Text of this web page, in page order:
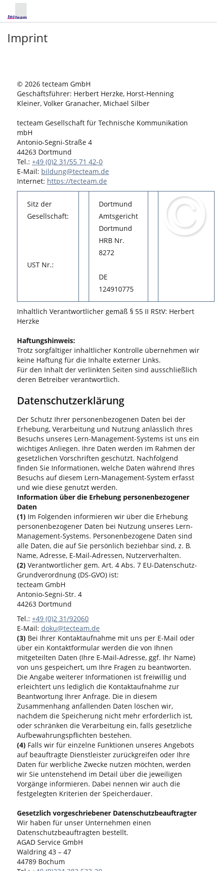
Imprint
© 2026 tecteam GmbH
Geschäftsführer: Herbert Herzke, Horst-Henning
Kleiner, Volker Granacher, Michael Silber
tecteam Gesellschaft für Technische Kommunikation
mbH
Antonio-Segni-Straße 4
44263 Dortmund
Tel.: +49 (0)2 31/55 71 42-0
E-Mail: bildung@tecteam.de
Internet: https://tecteam.de
Sitz der
Gesellschaft:
UST Nr.:
Dortmund
Amtsgericht
Dortmund
HRB Nr.
8272
DE
124910775
Inhaltlich Verantwortlicher gemäß § 55 II RStV: Herbert
Herzke
Haftungshinweis:
Trotz sorgfältiger inhaltlicher Kontrolle übernehmen wir
keine Haftung für die Inhalte externer Links.
Für den Inhalt der verlinkten Seiten sind ausschließlich
deren Betreiber verantwortlich.
Datenschutzerklärung
Der Schutz Ihrer personenbezogenen Daten bei der
Erhebung, Verarbeitung und Nutzung anlässlich Ihres
Besuchs unseres Lern-Management-Systems ist uns ein
wichtiges Anliegen. Ihre Daten werden im Rahmen der
gesetzlichen Vorschriften geschützt. Nachfolgend
finden Sie Informationen, welche Daten während Ihres
Besuchs auf diesem Lern-Management-System erfasst
und wie diese genutzt werden.
Information über die Erhebung personenbezogener
Daten
(1) Im Folgenden informieren wir über die Erhebung
personenbezogener Daten bei Nutzung unseres Lern-
Management-Systems. Personenbezogene Daten sind
alle Daten, die auf Sie persönlich beziehbar sind, z. B.
Name, Adresse, E-Mail-Adressen, Nutzerverhalten.
(2) Verantwortlicher gem. Art. 4 Abs. 7 EU-Datenschutz-
Grundverordnung (DS-GVO) ist:
tecteam GmbH
Antonio-Segni-Str. 4
44263 Dortmund
Tel.: +49 (0)2 31/92060
E-Mail: doku@tecteam.de
(3) Bei Ihrer Kontaktaufnahme mit uns per E-Mail oder
über ein Kontaktformular werden die von Ihnen
mitgeteilten Daten (Ihre E-Mail-Adresse, ggf. Ihr Name)
von uns gespeichert, um Ihre Fragen zu beantworten.
Die Angabe weiterer Informationen ist freiwillig und
erleichtert uns lediglich die Kontaktaufnahme zur
Beantwortung Ihrer Anfrage. Die in diesem
Zusammenhang anfallenden Daten löschen wir,
nachdem die Speicherung nicht mehr erforderlich ist,
oder schränken die Verarbeitung ein, falls gesetzliche
Aufbewahrungspflichten bestehen.
(4) Falls wir für einzelne Funktionen unseres Angebots
auf beauftragte Dienstleister zurückgreifen oder Ihre
Daten für werbliche Zwecke nutzen möchten, werden
wir Sie untenstehend im Detail über die jeweiligen
Vorgänge informieren. Dabei nennen wir auch die
festgelegten Kriterien der Speicherdauer.
Gesetzlich vorgeschriebener Datenschutzbeauftragter
Wir haben für unser Unternehmen einen
Datenschutzbeauftragten bestellt.
AGAD Service GmbH
Waldring 43 – 47
44789 Bochum